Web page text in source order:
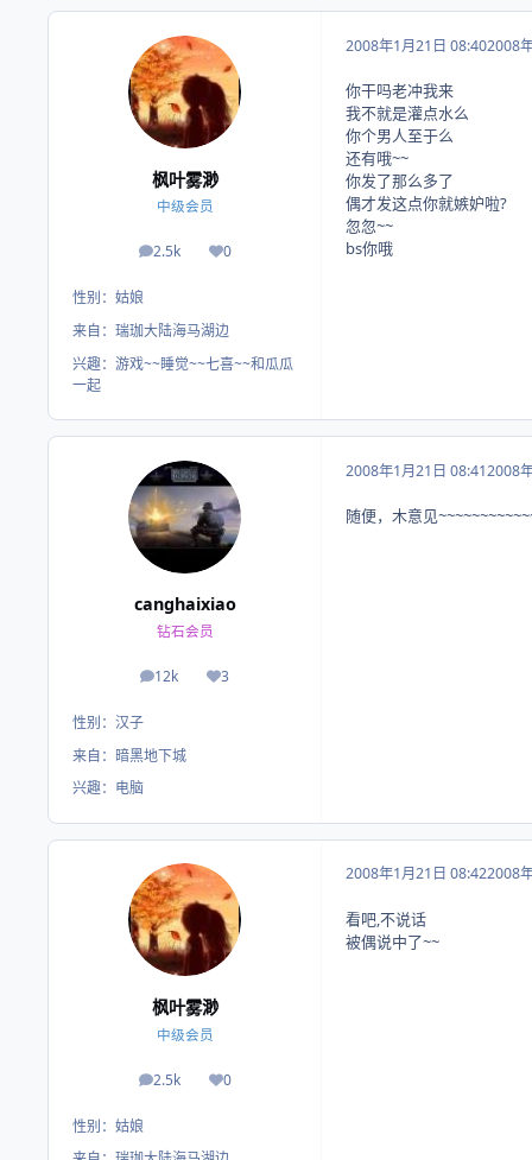
枫叶雾渺
中级会员
2.5k
帖子 0
荣誉积分
性别： 姑娘
来自： 瑞珈大陆海马湖边
兴趣： 游戏~~睡觉~~七喜~~和瓜瓜
一起
2008年1月21日 08:402008
你干吗老冲我来
我不就是灌点水么
你个男人至于么
还有哦~~
你发了那么多了
偶才发这点你就嫉妒啦?
忽忽~~
bs你哦
canghaixiao
钻石会员
12k
帖子 3
荣誉积分
性别： 汉子
来自： 暗黑地下城
兴趣： 电脑
2008年1月21日 08:412008
随便，木意见
枫叶雾渺
中级会员
2.5k
帖子 0
荣誉积分
性别： 姑娘
2008年1月21日 08:422008
看吧,不说话
被偶说中了~~